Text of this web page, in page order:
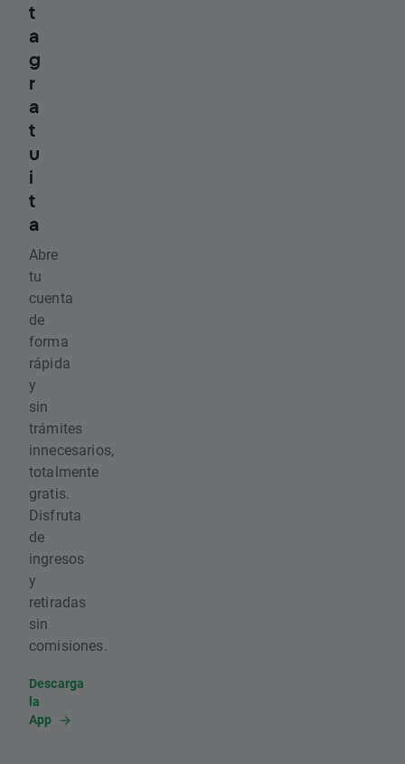
t
a
g
r
a
t
u
i
t
a
Abre
tu
cuenta
de
forma
rápida
y
sin
trámites
innecesarios,
totalmente
gratis.
Disfruta
de
ingresos
y
retiradas
sin
comisiones.
Descarga
la
App